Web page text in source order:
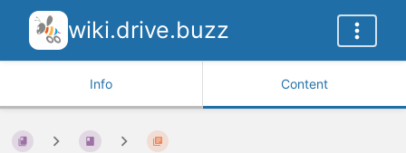
wiki.drive.buzz
Info Content